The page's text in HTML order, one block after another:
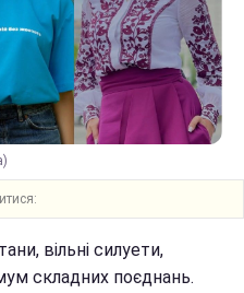
вільні силуети,
складних поєднань.